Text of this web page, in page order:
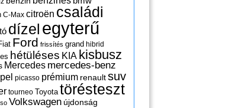
C-Max citroën családi
dízel egyterű
Ford frissítés grand hibrid
hétüléses KIA kisbusz
Mercedes mercedes-benz
picasso prémium renaultsuv
tourneo Toyota törésteszt
Volkswagen újdonság